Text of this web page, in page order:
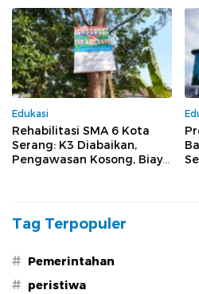
Publik Dihalangi
Edukasi
Rehabilitasi SMA 6 Kota
Serang: K3 Diabaikan,
Pengawasan Kosong, Biaya
Tag Terpopuler
# Pemerintahan
# peristiwa